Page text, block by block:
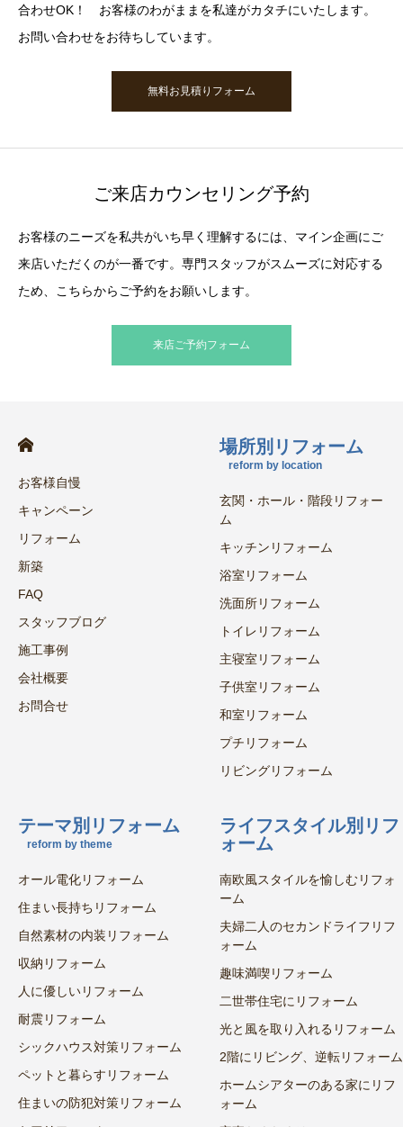
合わせOK！ お客様のわがままを私達がカタチにいたします。
お問い合わせをお待ちしています。
無料お見積りフォーム
ご来店カウンセリング予約
お客様のニーズを私共がいち早く理解するには、マイン企画にご
来店いただくのが一番です。専門スタッフがスムーズに対応する
ため、こちらからご予約をお願いします。
来店ご予約フォーム
お客様自慢
キャンペーン
リフォーム
新築
FAQ
スタッフブログ
施工事例
会社概要
お問合せ
場所別リフォーム
reform by location
玄関・ホール・階段リフォー
ム
キッチンリフォーム
浴室リフォーム
洗面所リフォーム
トイレリフォーム
主寝室リフォーム
子供室リフォーム
和室リフォーム
プチリフォーム
リビングリフォーム
テーマ別リフォーム
reform by theme
オール電化リフォーム
住まい長持ちリフォーム
自然素材の内装リフォーム
収納リフォーム
人に優しいリフォーム
耐震リフォーム
シックハウス対策リフォーム
ペットと暮らすリフォーム
住まいの防犯対策リフォーム
ライフスタイル別リフ
ォーム
南欧風スタイルを愉しむリフォ
ーム
夫婦二人のセカンドライフリフ
ォーム
趣味満喫リフォーム
二世帯住宅にリフォーム
光と風を取り入れるリフォーム
2階にリビング、逆転リフォーム
ホームシアターのある家にリフ
ォーム